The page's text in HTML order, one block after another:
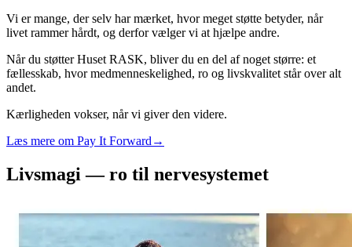
Vi er mange, der selv har mærket, hvor meget støtte betyder, når
livet rammer hårdt, og derfor vælger vi at hjælpe andre.
Når du støtter Huset RASK, bliver du en del af noget større: et
fællesskab, hvor medmenneskelighed, ro og livskvalitet står over alt
andet.
Kærligheden vokser, når vi giver den videre.
Læs mere om Pay It Forward →
Livsmagi — ro til nervesystemet